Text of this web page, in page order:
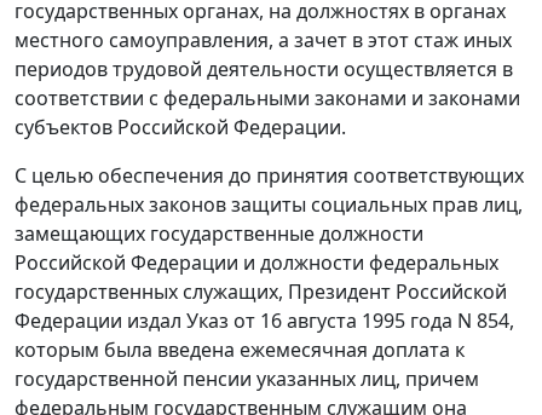
государственных органах, на должностях в органах
местного самоуправления, а зачет в этот стаж иных
периодов трудовой деятельности осуществляется в
соответствии с федеральными законами и законами
субъектов Российской Федерации.
С целью обеспечения до принятия соответствующих
федеральных законов защиты социальных прав лиц,
замещающих государственные должности
Российской Федерации и должности федеральных
государственных служащих, Президент Российской
Федерации издал Указ от 16 августа 1995 года N 854,
которым была введена ежемесячная доплата к
государственной пенсии указанных лиц, причем
федеральным государственным служащим она